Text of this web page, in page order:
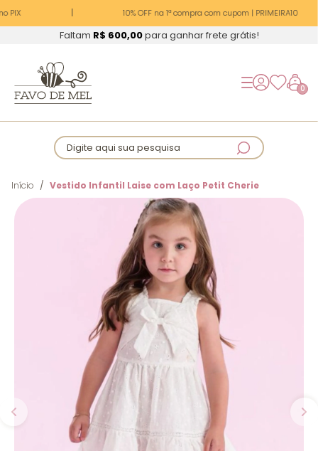
PIX 10% OFF na 1ª compra com cupom | PRIMEIRA10
Faltam R$ 600,00para ganhar frete grátis!
0
Digite aqui sua pesquisa
Início Vestido Infantil Laise com Laço Petit Cherie